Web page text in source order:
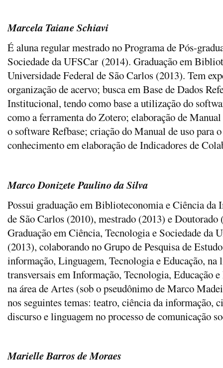
Marcela Taiane Schiavi
É aluna regular mestrado no Programa de Pós-
Sociedade da UFSCar (2014). Graduação em
Universidade Federal de São Carlos (2013). Tem
organização de acervo; busca em Base de Dados
Institucional, tendo como base a utilização do
como a ferramenta do Zotero; elaboração de
o software Refbase; criação do Manual de uso para
conhecimento em elaboração de Indicadores de
Marco Donizete Paulino da Silva
Possui graduação em Biblioteconomia e Ciência da
de São Carlos (2010), mestrado (2013) e
Graduação em Ciência, Tecnologia e Sociedade da
(2013), colaborando no Grupo de Pesquisa de
informação, Linguagem, Tecnologia e Educação, na
transversais em Informação, Tecnologia, Educação
na área de Artes (sob o pseudônimo de Marco
nos seguintes temas: teatro, ciência da informação,
discurso e linguagem no processo de comunicação
Marielle Barros de Moraes